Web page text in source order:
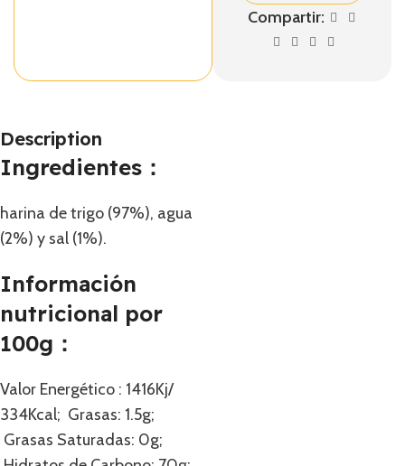
Compartir:
Description
Ingredientes：
harina de trigo (97%), agua
(2%) y sal (1%).
Información
nutricional por
100g：
Valor Energético : 1416Kj/
334Kcal; Grasas: 1.5g;
Grasas Saturadas: 0g;